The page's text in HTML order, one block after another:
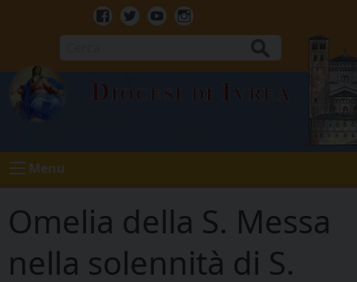
Facebook
TwitterYoutubeInstagram
Diocesi di Ivrea
Menu
Omelia della S. Messa
nella solennità di S.